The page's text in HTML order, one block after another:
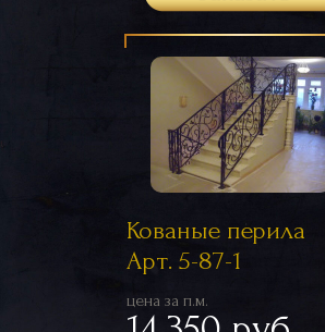
Кованые перила
Арт. 5-87-1
цена за п.м.